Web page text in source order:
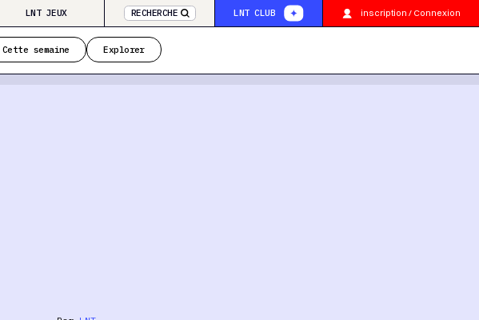
LNT JEUX RECHERCHE LNT CLUB inscription / Connexion
Cette semaine Explorer